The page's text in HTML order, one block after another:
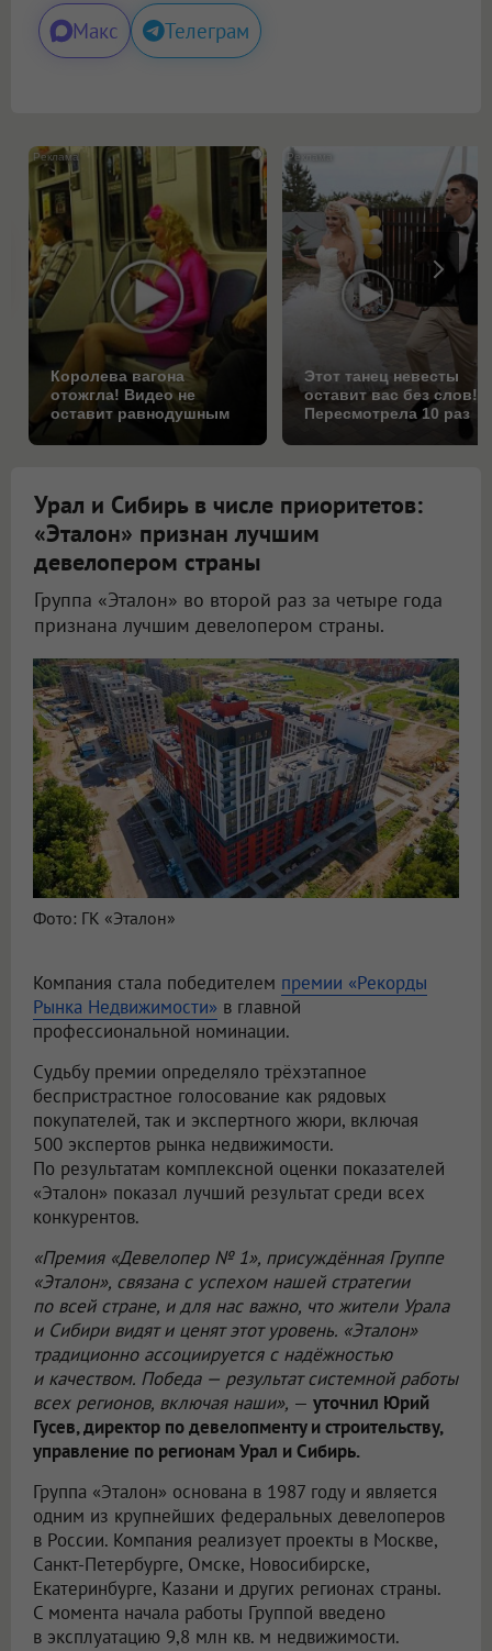
Макс Телеграм
i
Королева вагона
отожгла! Видео не
оставит равнодушным
Этот танец невесты
оставит вас без слов!
Пересмотрела 10 раз
Урал и Сибирь в числе приоритетов:
«Эталон» признан лучшим
девелопером страны
Группа «Эталон» во второй раз за четыре года
признана лучшим девелопером страны.
Фото: ГК «Эталон»
Компания стала победителем премии «Рекорды
Рынка Недвижимости» в главной
профессиональной номинации.
Судьбу премии определяло трёхэтапное
беспристрастное голосование как рядовых
покупателей, так и экспертного жюри, включая
500 экспертов рынка недвижимости.
По результатам комплексной оценки показателей
«Эталон» показал лучший результат среди всех
конкурентов.
«Премия «Девелопер № 1», присуждённая Группе
«Эталон», связана с успехом нашей стратегии
по всей стране, и для нас важно, что жители Урала
и Сибири видят и ценят этот уровень. «Эталон»
традиционно ассоциируется с надёжностью
и качеством. Победа — результат системной работы
всех регионов, включая наши», — уточнил Юрий
Гусев, директор по девелопменту и строительству,
управление по регионам Урал и Сибирь.
Группа «Эталон» основана в 1987 году и является
одним из крупнейших федеральных девелоперов
в России. Компания реализует проекты в Москве,
Санкт-Петербурге, Омске, Новосибирске,
Екатеринбурге, Казани и других регионах страны.
С момента начала работы Группой введено
в эксплуатацию 9,8 млн кв. м недвижимости.